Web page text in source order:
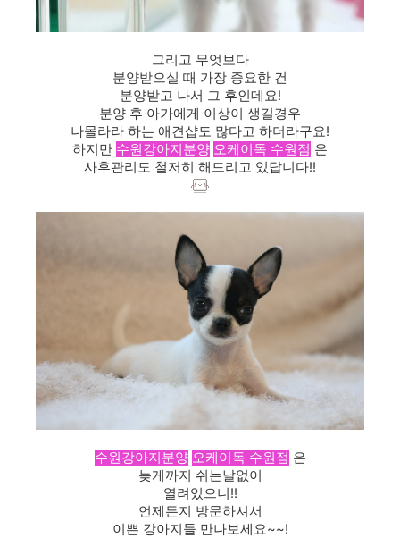
그리고 무엇보다
분양받으실 때 가장 중요한 건
분양받고 나서 그 후인데요!
분양 후 아가에게 이상이 생길경우
나몰라라 하는 애견샵도 많다고 하더라구요!
하지만 수원강아지분양 오케이독 수원점 은
사후관리도 철저히 해드리고 있답니다!!
수원강아지분양 오케이독 수원점 은
늦게까지 쉬는날없이
열려있으니!!
언제든지 방문하셔서
이쁜 강아지들 만나보세요~~!